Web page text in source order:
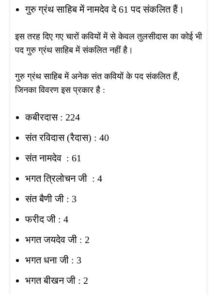
गुरु ग्रंथ साहिब में नामदेव दे 61 पद संकलित हैं।
इस तरह दिए गए चारों कवियों में से केवल तुलसीदास का कोई भी
पद गुरु ग्रंथ साहिब में संकलित नहीं है।
गुरु ग्रंथ साहिब में अनेक संत कवियों के पद संकलित हैं,
जिनका विवरण इस प्रकार है :
कबीरदास : 224
संत रविदास (रैदास) : 40
संत नामदेव : 61
भगत त्रिलोचन जी : 4
संत बैणी जी : 3
फरीद जी : 4
भगत जयदेव जी : 2
भगत धना जी : 3
भगत बीखन जी : 2